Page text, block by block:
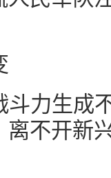
斗力生成
不开新